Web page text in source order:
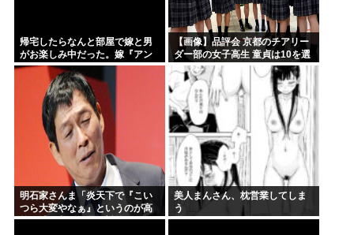
帰宅したらなんと部屋で嫁と男
がお楽しみ中だった。嫁『アン
アン…』俺（なんじゃこりゃ
ぁ…） → 丸見えだったので男の
＊に包丁をそっとロックオンし...
【画像】品評会 京都のチアリー
ダー部の女子高生 童貞は10を選
ぶらしい
明石家さんま「炎天下で『こい
つら大変やなぁ』というのが高
校野球の良さ。暑さ対策はいら
美人まんさん、枕営業してしま
う